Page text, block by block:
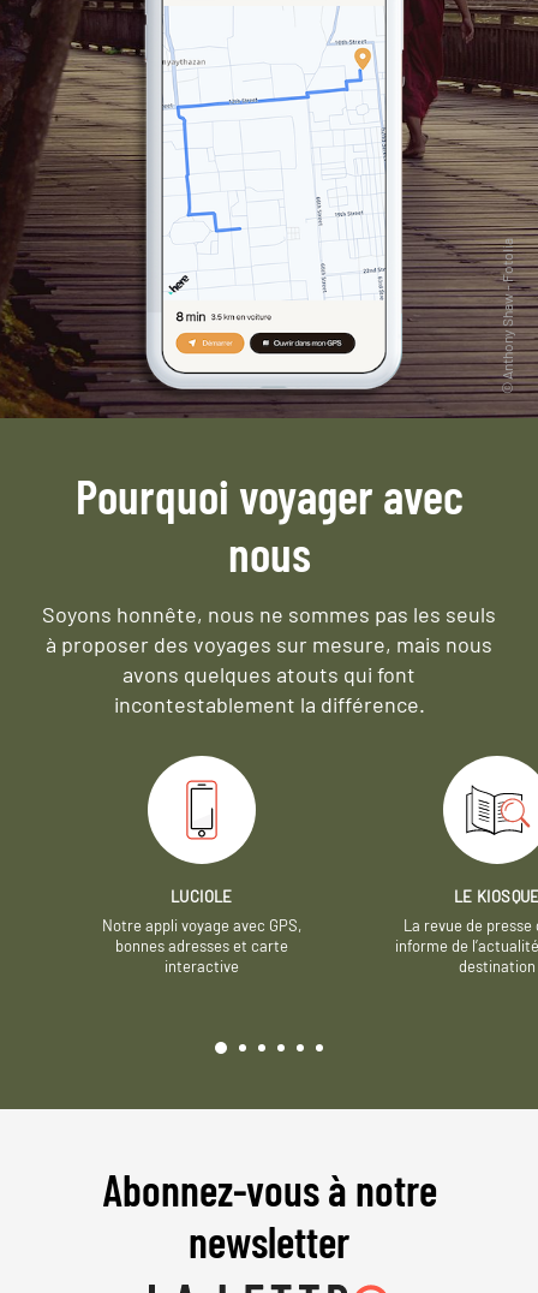
Pourquoi voyager avec
nous
Soyons honnête, nous ne sommes pas les seuls
à proposer des voyages sur mesure, mais nous
avons quelques atouts qui font
incontestablement la différence.
LUCIOLE
Notre appli voyage avec GPS,
bonnes adresses et carte
interactive
LE
La revue de presse
informe de
destination
Abonnez-vous à notre
newsletter